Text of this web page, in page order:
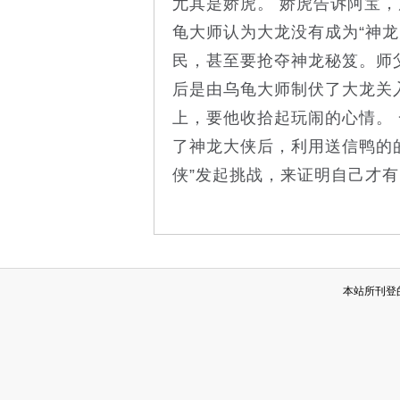
尤其是娇虎。 娇虎告诉阿宝
龟大师认为大龙没有成为“神
民，甚至要抢夺神龙秘笈。
后是由乌龟大师制伏了大龙
上，要他收拾起玩闹的心情
了神龙大侠后，利用送信鸭
侠”发起挑战，来证明自己才
本站所刊登